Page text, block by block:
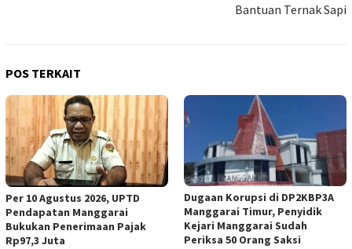
Bantuan Ternak Sapi
POS TERKAIT
Per 10 Agustus 2026, UPTD
Pendapatan Manggarai
Bukukan Penerimaan Pajak
Rp97,3 Juta
Dugaan Korupsi di DP2KBP3A
Manggarai Timur, Penyidik
Kejari Manggarai Sudah
Periksa 50 Orang Saksi